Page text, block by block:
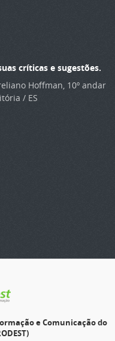
críticas e sugestões.
Hoffman, 10º andar
/ ES
e Comunicação do